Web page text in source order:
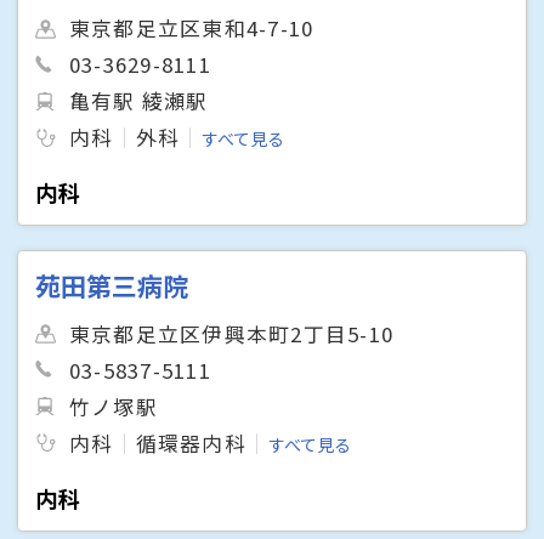
東京都足立区東和4-7-10
03-3629-8111
亀有駅 綾瀬駅
内科
外科 すべて見る
内科
苑田第三病院
東京都足立区伊興本町2丁目5-10
03-5837-5111
竹ノ塚駅
内科
循環器内科 すべて見る
内科